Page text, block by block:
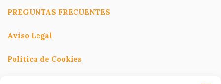
PREGUNTAS FRECUENTES
Aviso Legal
Política de Cookies